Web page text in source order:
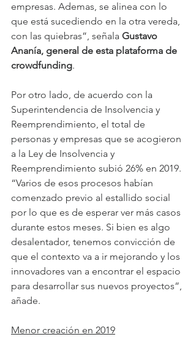
empresas. Ademas, se alinea con lo
que está sucediendo en la otra vereda,
con las quiebras”, señala Gustavo
Ananía, general de esta plataforma de
crowdfunding.
Por otro lado, de acuerdo con la
Superintendencia de Insolvencia y
Reemprendimiento, el total de
personas y empresas que se acogieron
a la Ley de Insolvencia y
Reemprendimiento subió 26% en 2019.
“Varios de esos procesos habían
comenzado previo al estallido social
por lo que es de esperar ver más casos
durante estos meses. Si bien es algo
desalentador, tenemos convicción de
que el contexto va a ir mejorando y los
innovadores van a encontrar el espacio
para desarrollar sus nuevos proyectos”,
añade.
Menor creación en 2019